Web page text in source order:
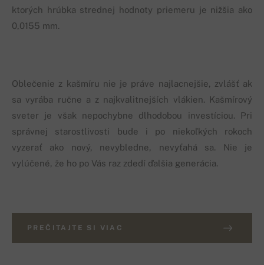
ktorých hrúbka strednej hodnoty priemeru je nižšia ako
0,0155 mm.
Oblečenie z kašmíru nie je práve najlacnejšie, zvlášť ak
sa vyrába ručne a z najkvalitnejších vlákien. Kašmírový
sveter je však nepochybne dlhodobou investíciou. Pri
správnej starostlivosti bude i po niekoľkých rokoch
vyzerať ako nový, nevybledne, nevyťahá sa. Nie je
vylúčené, že ho po Vás raz zdedí ďalšia generácia.
PREČITAJTE SI VIAC